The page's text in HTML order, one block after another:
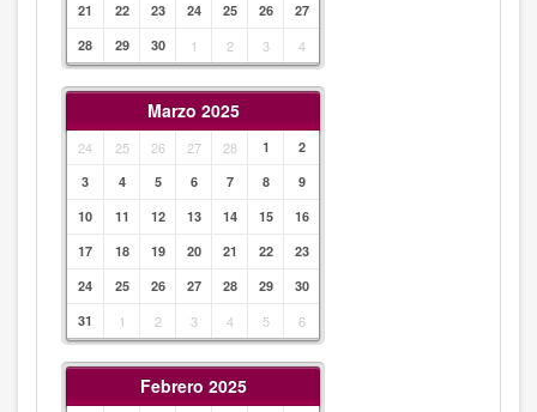
21
22 23 24 25 26
27
28
29 30 1 2 3 4
Marzo 2025
24 25 26 27 28 1
2
3
4 5 6 7 8
9
10
11 12 13 14 15
16
17
18 19 20 21 22
23
24
25 26 27 28 29
30
31
1 2 3 4 5 6
Febrero 2025